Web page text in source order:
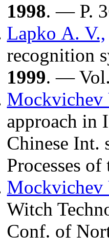
1998. — P. 3
Lapko A. V.,
recognition
1999. —
Mockvichev
approach in
Chinese Int.
Processes
Mockvichev
Witch
Conf. of